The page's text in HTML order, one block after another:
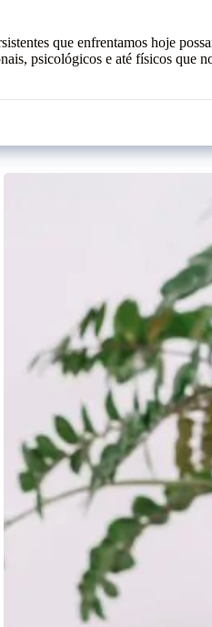
que enfrentamos hoje
psicológicos e até físicos que